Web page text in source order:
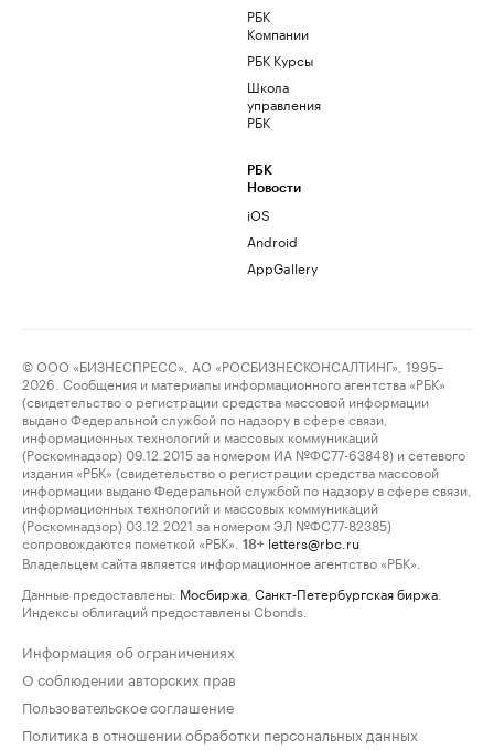
РБК
Компании
РБК Курсы
Школа
управления
РБК
РБК
Новости
iOS
Android
AppGallery
© ООО «БИЗНЕСПРЕСС», АО «РОСБИЗНЕСКОНСАЛТИНГ», 1995–
2026. Сообщения и материалы информационного агентства «РБК»
(свидетельство о регистрации средства массовой информации
выдано Федеральной службой по надзору в сфере связи,
информационных технологий и массовых коммуникаций
(Роскомнадзор) 09.12.2015 за номером ИА №ФС77-63848) и сетевого
издания «РБК» (свидетельство о регистрации средства массовой
информации выдано Федеральной службой по надзору в сфере связи,
информационных технологий и массовых коммуникаций
(Роскомнадзор) 03.12.2021 за номером ЭЛ №ФС77-82385)
сопровождаются пометкой «РБК».
18+ letters@rbc.ru
Владельцем сайта является информационное агентство «РБК».
Данные предоставлены: Мосбиржа Санкт-Петербургская биржа
Индексы облигаций предоставлены Cbonds.
Информация об ограничениях
О соблюдении авторских прав
Пользовательское соглашение
Политика в отношении обработки персональных данных